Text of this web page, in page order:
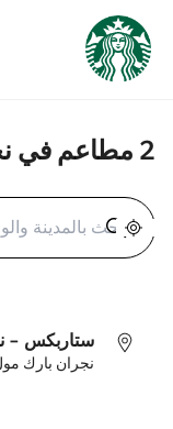
2 مطاعم في نجران
ستاربكس -
نجران بارك